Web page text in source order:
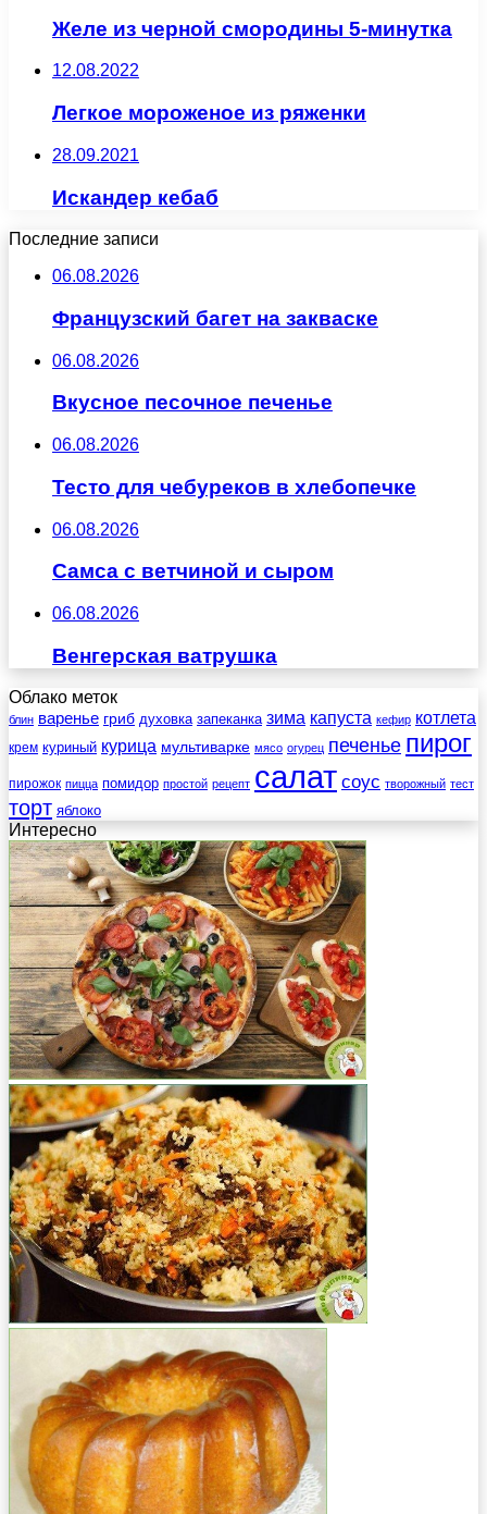
Желе из черной смородины 5-минутка
12.08.2022
Легкое мороженое из ряженки
28.09.2021
Искандер кебаб
Последние записи
06.08.2026
Французский багет на закваске
06.08.2026
Вкусное песочное печенье
06.08.2026
Тесто для чебуреков в хлебопечке
06.08.2026
Самса с ветчиной и сыром
06.08.2026
Венгерская ватрушка
Облако меток
блин варенье гриб духовка запеканка зима капуста кефир котлета
крем куриный курица мультиварке мясо огурец печенье пирог
пирожок пицца помидор простой рецепт салат соус творожный тест
торт яблоко
Интересно